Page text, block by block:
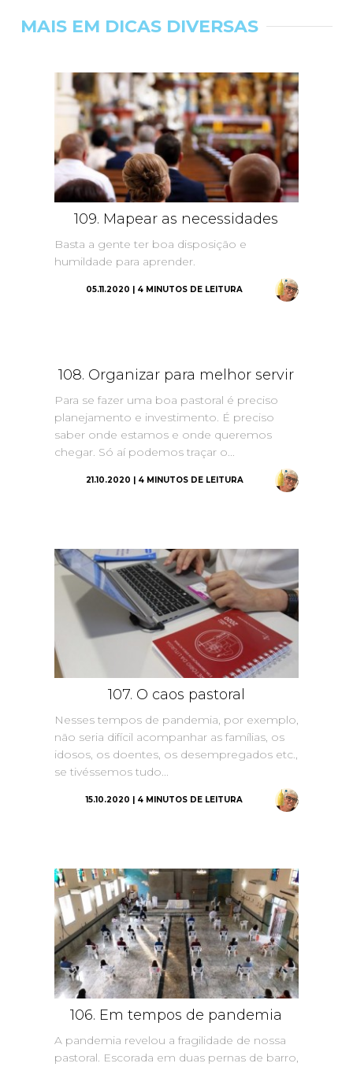
MAIS EM DICAS DIVERSAS
109. Mapear as necessidades
Basta a gente ter boa disposição e
humildade para aprender.
05.11.2020 | 4 MINUTOS DE LEITURA
108. Organizar para melhor servir
Para se fazer uma boa pastoral é preciso
planejamento e investimento. É preciso
saber onde estamos e onde queremos
chegar. Só aí podemos traçar o...
21.10.2020 | 4 MINUTOS DE LEITURA
107. O caos pastoral
Nesses tempos de pandemia, por exemplo,
não seria difícil acompanhar as famílias, os
idosos, os doentes, os desempregados etc.,
se tivéssemos tudo...
15.10.2020 | 4 MINUTOS DE LEITURA
106. Em tempos de pandemia
A pandemia revelou a fragilidade de nossa
pastoral. Escorada em duas pernas de barro,